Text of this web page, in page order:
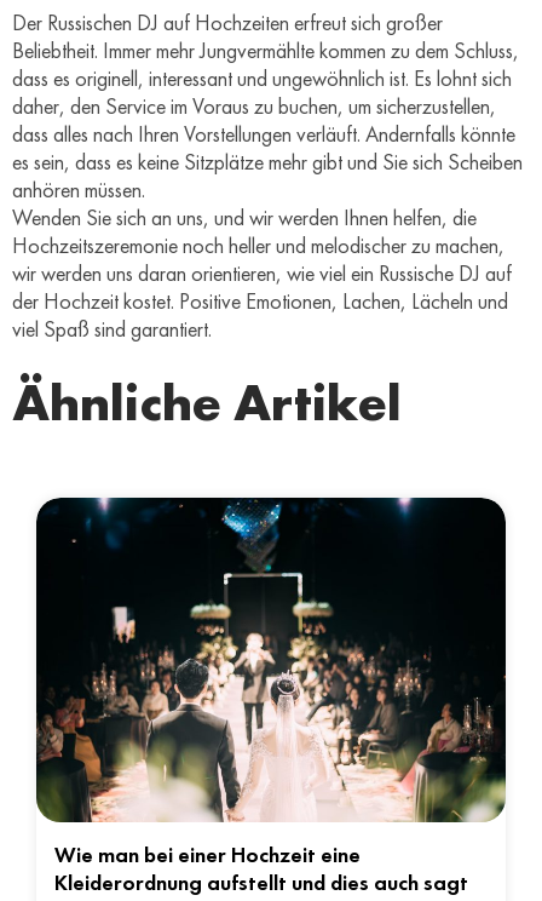
Der Russischen DJ auf Hochzeiten erfreut sich großer
Beliebtheit. Immer mehr Jungvermählte kommen zu dem Schluss,
dass es originell, interessant und ungewöhnlich ist. Es lohnt sich
daher, den Service im Voraus zu buchen, um sicherzustellen,
dass alles nach Ihren Vorstellungen verläuft. Andernfalls könnte
es sein, dass es keine Sitzplätze mehr gibt und Sie sich Scheiben
anhören müssen.
Wenden Sie sich an uns, und wir werden Ihnen helfen, die
Hochzeitszeremonie noch heller und melodischer zu machen,
wir werden uns daran orientieren, wie viel ein Russische DJ auf
der Hochzeit kostet. Positive Emotionen, Lachen, Lächeln und
viel Spaß sind garantiert.
Ähnliche Artikel
Wie man bei einer Hochzeit eine
Kleiderordnung aufstellt und dies auch sagt